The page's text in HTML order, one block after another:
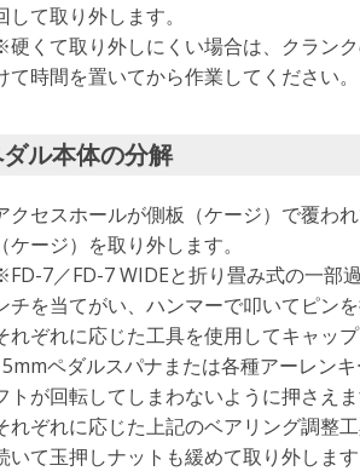
して取り外します。
硬くて取り外しにくい場合は、クラン
て時間を置いてから作業してください。
ル本体の分解
クセスホールが側板（ケージ）で覆わ
（ケージ）を取り外します。
7／FD-7 WIDEと折り畳み式の一部
チを当てがい、ハンマーで叩いてピンを
れぞれに応じた工具を使用してキャップ
ペダルスパナまたは各種アーレン
トが回転してしまわないように押さえま
れぞれに応じた上記のベアリング調整
いて玉押しナットも緩めて取り外します